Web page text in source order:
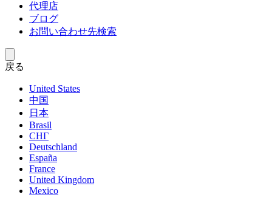
代理店
ブログ
お問い合わせ先検索
戻る
United States
中国
日本
Brasil
СНГ
Deutschland
España
France
United Kingdom
Mexico